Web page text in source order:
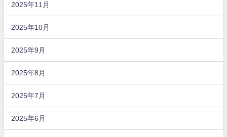
2025年11月
2025年10月
2025年9月
2025年8月
2025年7月
2025年6月